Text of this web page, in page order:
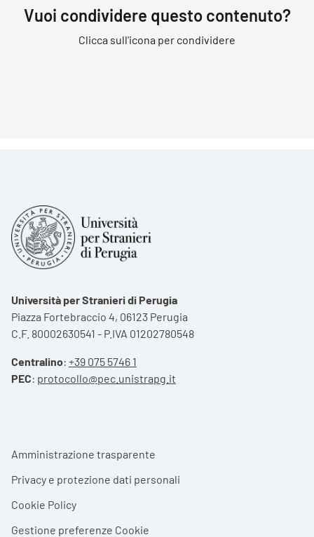
Vuoi condividere questo contenuto?
Clicca sull'icona per condividere
Università per Stranieri di Perugia
Piazza Fortebraccio 4, 06123 Perugia
C.F. 80002630541 - P.IVA 01202780548
Centralino: +39 075 5746 1
PEC: protocollo@pec.unistrapg.it
Footer menu
Amministrazione trasparente
Privacy e protezione dati personali
Cookie Policy
Gestione preferenze Cookie